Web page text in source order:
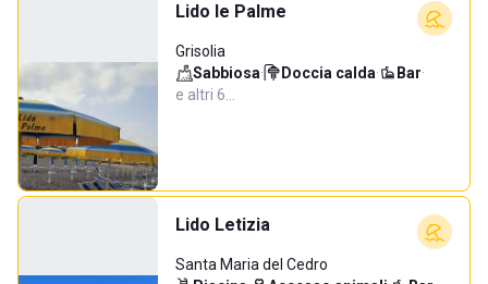
Lido le Palme
Grisolia
Sabbiosa· Doccia calda· Bar·
e altri 6…
Lido Letizia
Santa Maria del Cedro